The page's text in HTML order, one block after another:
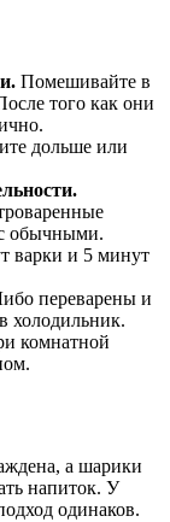
Помешивайте в
того как они
дольше или
обычными.
варки и 5 минут
переварены и
холодильник.
комнатной
а шарики
напиток. У
одинаков.